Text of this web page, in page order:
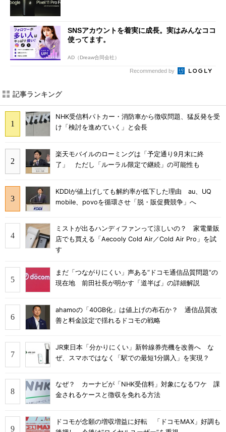
SNSアカウントを着実に成長。実はみんなココ
使ってます。
AD（Dreaw合同会社）
Recommended by
記事ランキング
NHK受信料パトカー・消防車から徴収問題、猛反発を受
け「検討を進めていく」と会長
楽天モバイルのローミングは「予定通り9月末に終
了」 ただし「ルーラル限定で継続」の可能性も
KDDIが値上げしても解約率が低下した理由 au、UQ
mobile、povoを循環させ「脱・販促費競争」へ
ミストが出るハンディファンって涼しいの？ 家電量販
店でも買える「Aecooly Cold Air／Cold Air Pro」を試
す
まだ「つながりにくい」声ある“ドコモ通信品質問題”の
現在地 前田社長が明かす「道半ば」の詳細解説
ahamoの「40GB化」は値上げの布石か？ 通信品質改
善と料金設定で揺れるドコモの戦略
JR東日本「分かりにくい」新幹線券売機を改善へ な
ぜ、スマホではなく「駅での最短1分購入」を実現？
なぜ？ カーナビが「NHK受信料」対象になるワケ 課
金されるケースと徴収を免れる方法
ドコモが念願の増収増益に好転 「ドコモMAX」好調も